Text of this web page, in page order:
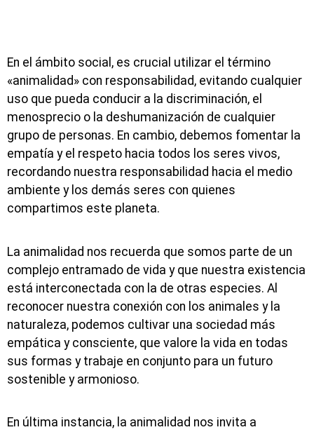
En el ámbito social, es crucial utilizar el término
«animalidad» con responsabilidad, evitando cualquier
uso que pueda conducir a la discriminación, el
menosprecio o la deshumanización de cualquier
grupo de personas. En cambio, debemos fomentar la
empatía y el respeto hacia todos los seres vivos,
recordando nuestra responsabilidad hacia el medio
ambiente y los demás seres con quienes
compartimos este planeta.
La animalidad nos recuerda que somos parte de un
complejo entramado de vida y que nuestra existencia
está interconectada con la de otras especies. Al
reconocer nuestra conexión con los animales y la
naturaleza, podemos cultivar una sociedad más
empática y consciente, que valore la vida en todas
sus formas y trabaje en conjunto para un futuro
sostenible y armonioso.
En última instancia, la animalidad nos invita a